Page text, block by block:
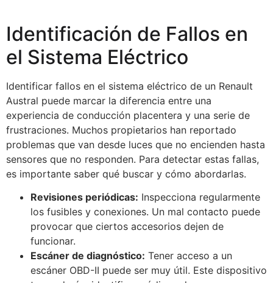
Identificación de Fallos en
el Sistema Eléctrico
Identificar fallos en el sistema eléctrico de un Renault
Austral puede marcar la diferencia entre una
experiencia de conducción placentera y una serie de
frustraciones. Muchos propietarios han reportado
problemas que van desde luces que no encienden hasta
sensores que no responden. Para detectar estas fallas,
es importante saber qué buscar y cómo abordarlas.
Revisiones periódicas: Inspecciona regularmente
los fusibles y conexiones. Un mal contacto puede
provocar que ciertos accesorios dejen de
funcionar.
Escáner de diagnóstico: Tener acceso a un
escáner OBD-II puede ser muy útil. Este dispositivo